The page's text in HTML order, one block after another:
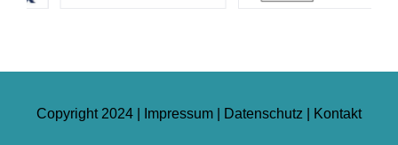
Copyright 2024 | Impressum Datenschutz Kontakt